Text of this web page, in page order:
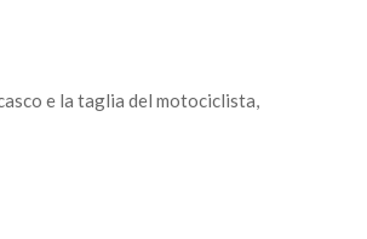
e la taglia del motociclista,